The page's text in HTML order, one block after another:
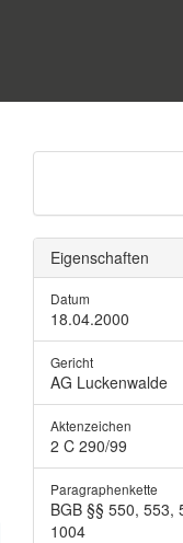
Eigenschaften
Datum
18.04.2000
Gericht
AG Luckenwalde
Aktenzeichen
2 C 290/99
Paragraphenkette
BGB §§ 550, 553,
1004